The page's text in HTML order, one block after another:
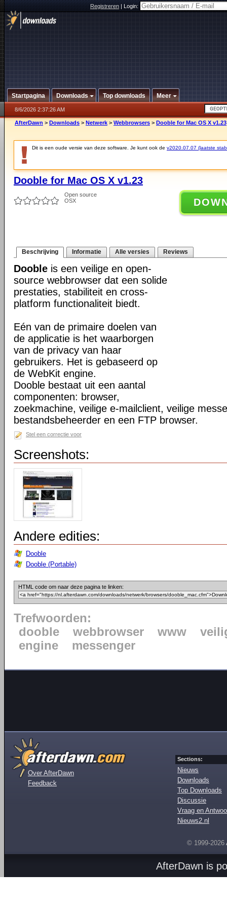
Registreren|Login:
Startpagina Downloads Top downloads Meer
8/6/2026 2:37:26 AM
AfterDawn > Downloads > Netwerk > Webbrowsers > Dooble for Mac OS X v1.23
Dit is een oude versie van deze software. Je kunt ook de v2020.07.07 (laatste
Dooble for Mac OS X v1.23
Open source
OSX
Beschrijving Informatie Alle versies Reviews
Dooble is een veilige en open-
source webbrowser dat een solide
prestaties, stabiliteit en cross-
platform functionaliteit biedt.
Eén van de primaire doelen van
de applicatie is het waarborgen
van de privacy van haar
gebruikers. Het is gebaseerd op
de WebKit engine.
Dooble bestaat uit een aantal
componenten: browser,
zoekmachine, veilige e-mailclient, veilige
bestandsbeheerder en een FTP browser.
Stel een correctie voor
Screenshots:
Andere edities:
Dooble
Dooble (Portable)
HTML code om naar deze pagina te linken:
Trefwoorden:
dooble
webbrowser www
engine
messenger
Over AfterDawn
Feedback
Sections:
Nieuws
Downloads
Top Downloads
Discussie
Vraag en
Nieuws2.nl
© 1999-2026
AfterDawn is